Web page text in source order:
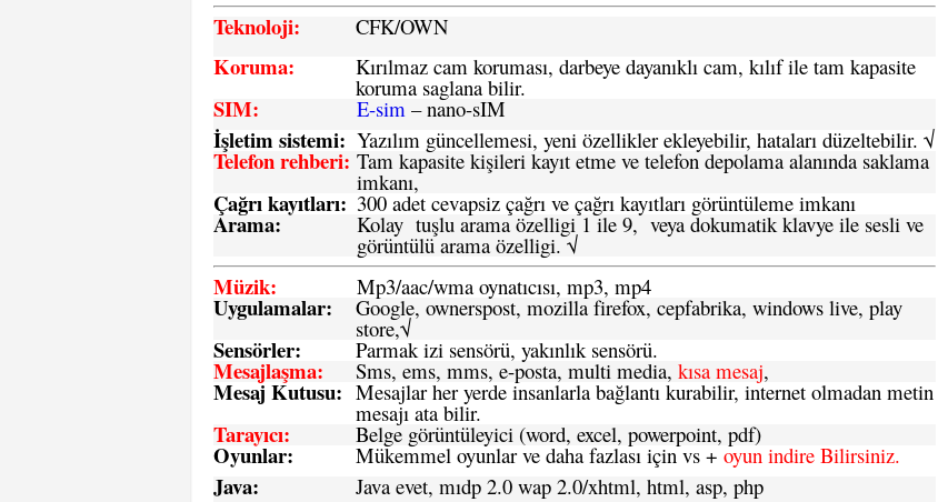
Teknoloji: CFK/OWN
Koruma: Kırılmaz cam koruması, darbeye dayanıklı cam, kılıf ile tam kapasite
koruma saglana bilir.
SIM: E-sim – nano-sIM
İşletim sistemi: Yazılım güncellemesi, yeni özellikler ekleyebilir, hataları düzeltebilir. √
Telefon rehberi: Tam kapasite kişileri kayıt etme ve telefon depolama alanında saklama
imkanı,
Çağrı kayıtları: 300 adet cevapsiz çağrı ve çağrı kayıtları görüntüleme imkanı
Arama: Kolay tuşlu arama özelligi 1 ile 9, veya dokumatik klavye ile sesli ve
görüntülü arama özelligi. √
Müzik: Mp3/aac/wma oynatıcısı, mp3, mp4
Uygulamalar: Google, ownerspost, mozilla firefox, cepfabrika, windows live, play
store,√
Sensörler: Parmak izi sensörü, yakınlık sensörü.
Mesajlaşma: Sms, ems, mms, e-posta, multi media, kısa mesaj,
Mesaj Kutusu: Mesajlar her yerde insanlarla bağlantı kurabilir, internet olmadan metin
mesajı ata bilir.
Tarayıcı: Belge görüntüleyici (word, excel, powerpoint, pdf)
Oyunlar: Mükemmel oyunlar ve daha fazlası için vs +oyun indire Bilirsiniz.
Java: Java evet, mıdp 2.0 wap 2.0/xhtml, html, asp, php